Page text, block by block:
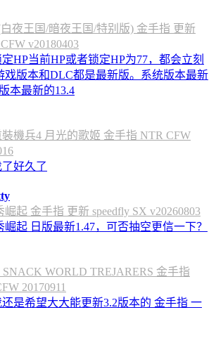
夜王国/暗夜王国/特别版) 金手指 更新
v20180403
HP当前HP或者锁定HP为77，都会立刻
戏版本和DLC都是最新版。系统版本最新
本最新的13.4
機兵4 月光的歌姬 金手指 NTR CFW
好久了
崛起 金手指 更新 speedfly SX v20260803
崛起 日版最新1.47，可否抽空更信一下？
SNACK WORLD TREJARERS 金手指
20170911
还是希望大大能更新3.2版本的 金手指 一